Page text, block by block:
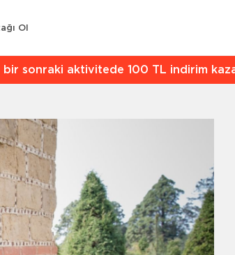
Ol
bir sonraki aktivitede 100 TL indirim